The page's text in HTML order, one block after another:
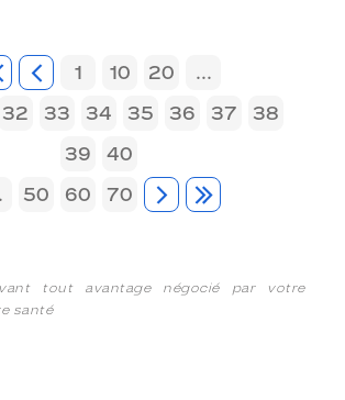
1 10 20
...
32 33 34 35 36 37
38
39
40
50 60 70
tout avantage négocié par votre
santé